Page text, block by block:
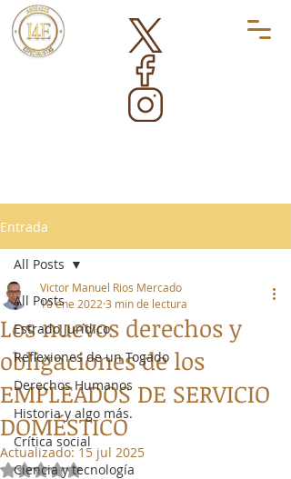
Entrada
All Posts
Estrado Jurídico
Reflexiones de un Togado
Derechos Humanos
Historia y algo más.
Crítica social
Ciencia y tecnología
All Posts
Los nuevos derechos y
obligaciones de los
EMPLEADOS DE SERVICIO
DOMÉSTICO
Victor Manuel Rios Mercado
10 ene 2022 3 min de lectura
Actualizado:15 jul 2025
Obtuvo NaN de 5 estrellas.